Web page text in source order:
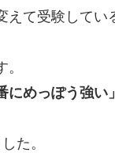
えて受験してい
にめっぽう強い」
た。